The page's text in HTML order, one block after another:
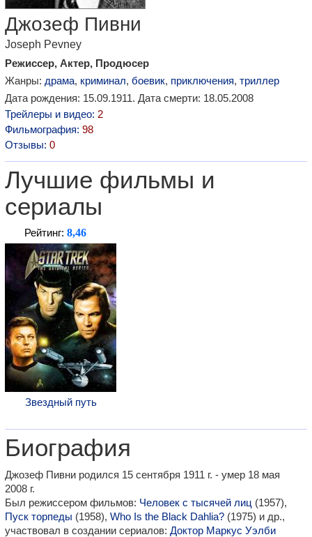
Джозеф Пивни
Joseph Pevney
Режиссер, Актер, Продюсер
Жанры: драма, криминал, боевик, приключения, триллер
Дата рождения: 15.09.1911. Дата смерти: 18.05.2008
Трейлеры и видео: 2
Фильмография: 98
Отзывы: 0
Лучшие фильмы и
сериалы
Рейтинг: 8,46
Звездный путь
Биография
Джозеф Пивни родился 15 сентября 1911 г. - умер 18 мая
2008 г.
Был режиссером фильмов: Человек с тысячей лиц (1957),
Пуск торпеды (1958), Who Is the Black Dahlia? (1975) и др.,
участвовал в создании сериалов: Доктор Маркус Уэлби